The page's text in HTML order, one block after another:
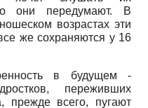
они передумают. В
возрастах эти
же сохраняются у 16
в будущем -
переживших
прежде всего, пугают